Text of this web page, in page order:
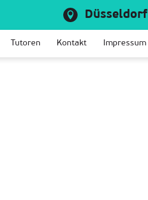
Düsseldorf
Tutoren Kontakt Impressum